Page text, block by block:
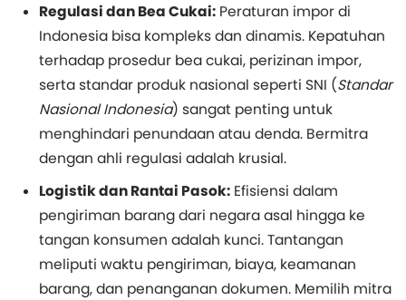
Regulasi dan Bea Cukai: Peraturan impor di
Indonesia bisa kompleks dan dinamis. Kepatuhan
terhadap prosedur bea cukai, perizinan impor,
serta standar produk nasional seperti SNI (Standar
Nasional Indonesia) sangat penting untuk
menghindari penundaan atau denda. Bermitra
dengan ahli regulasi adalah krusial.
Logistik dan Rantai Pasok: Efisiensi dalam
pengiriman barang dari negara asal hingga ke
tangan konsumen adalah kunci. Tantangan
meliputi waktu pengiriman, biaya, keamanan
barang, dan penanganan dokumen. Memilih mitra